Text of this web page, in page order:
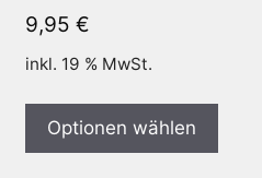
9,95 €
inkl. 19 % MwSt.
Optionen wählen